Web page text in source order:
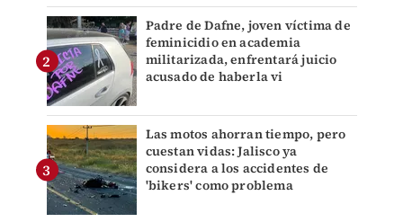
Padre de Dafne, joven víctima de
feminicidio en academia
militarizada, enfrentará juicio
acusado de haberla vi
Las motos ahorran tiempo, pero
cuestan vidas: Jalisco ya
considera a los accidentes de
'bikers' como problema